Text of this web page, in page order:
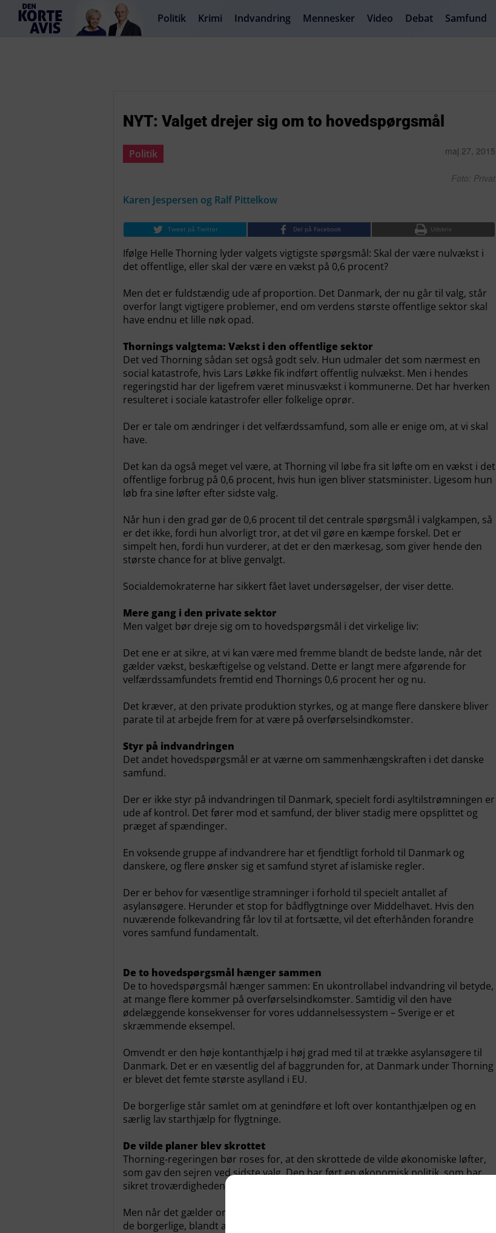
Politik Krimi Indvandring Mennesker Video Debat Samfund
NYT: Valget drejer sig om to hovedspørgsmål
Politik maj 27, 2015
Foto: Privat
Karen Jespersen og Ralf Pittelkow
Tweet på Twitter Del på Facebook Udskriv
Ifølge Helle Thorning lyder valgets vigtigste spørgsmål: Skal der være nulvækst i
det offentlige, eller skal der være en vækst på 0,6 procent?
Men det er fuldstændig ude af proportion. Det Danmark, der nu går til valg, står
overfor langt vigtigere problemer, end om verdens største offentlige sektor skal
have endnu et lille nøk opad.
Thornings valgtema: Vækst i den offentlige sektor
Det ved Thorning sådan set også godt selv. Hun udmaler det som nærmest en
social katastrofe, hvis Lars Løkke fik indført offentlig nulvækst. Men i hendes
regeringstid har der ligefrem været minusvækst i kommunerne. Det har hverken
resulteret i sociale katastrofer eller folkelige oprør.
Der er tale om ændringer i det velfærdssamfund, som alle er enige om, at vi skal
have.
Det kan da også meget vel være, at Thorning vil løbe fra sit løfte om en vækst i det
offentlige forbrug på 0,6 procent, hvis hun igen bliver statsminister. Ligesom hun
løb fra sine løfter efter sidste valg.
Når hun i den grad gør de 0,6 procent til det centrale spørgsmål i valgkampen, så
er det ikke, fordi hun alvorligt tror, at det vil gøre en kæmpe forskel. Det er
simpelt hen, fordi hun vurderer, at det er den mærkesag, som giver hende den
største chance for at blive genvalgt.
Socialdemokraterne har sikkert fået lavet undersøgelser, der viser dette.
Mere gang i den private sektor
Men valget bør dreje sig om to hovedspørgsmål i det virkelige liv:
Det ene er at sikre, at vi kan være med fremme blandt de bedste lande, når det
gælder vækst, beskæftigelse og velstand. Dette er langt mere afgørende for
velfærdssamfundets fremtid end Thornings 0,6 procent her og nu.
Det kræver, at den private produktion styrkes, og at mange flere danskere bliver
parate til at arbejde frem for at være på overførselsindkomster.
Styr på indvandringen
Det andet hovedspørgsmål er at værne om sammenhængskraften i det danske
samfund.
Der er ikke styr på indvandringen til Danmark, specielt fordi asyltilstrømningen er
ude af kontrol. Det fører mod et samfund, der bliver stadig mere opsplittet og
præget af spændinger.
En voksende gruppe af indvandrere har et fjendtligt forhold til Danmark og
danskere, og flere ønsker sig et samfund styret af islamiske regler.
Der er behov for væsentlige stramninger i forhold til specielt antallet af
asylansøgere. Herunder et stop for bådflygtninge over Middelhavet. Hvis den
nuværende folkevandring får lov til at fortsætte, vil det efterhånden forandre
vores samfund fundamentalt.
De to hovedspørgsmål hænger sammen
De to hovedspørgsmål hænger sammen: En ukontrollabel indvandring vil betyde,
at mange flere kommer på overførselsindkomster. Samtidig vil den have
ødelæggende konsekvenser for vores uddannelsessystem – Sverige er et
skræmmende eksempel.
Omvendt er den høje kontanthjælp i høj grad med til at trække asylansøgere til
Danmark. Det er en væsentlig del af baggrunden for, at Danmark under Thorning
er blevet det femte største asylland i EU.
De borgerlige står samlet om at genindføre et loft over kontanthjælpen og en
særlig lav starthjælp for flygtninge.
De vilde planer blev skrottet
Thorning-regeringen bør roses for, at den skrottede de vilde økonomiske løfter,
som gav den sejren ved sidste valg. Den har ført en økonomisk politik, som har
sikret troværdigheden omkring statsfinanserne.
Men når det gælder om at skabe privat vækst har den skullet trækkes til truget af
de borgerlige, blandt andet med hensyn til skattelettelser.